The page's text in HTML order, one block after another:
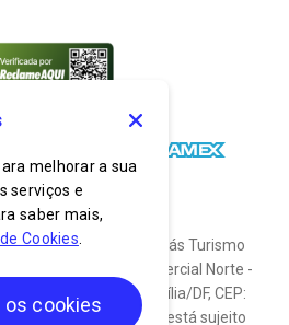
reservados. Bancorbrás Turismo
19. End: Setor Comercial Norte -
Nº 900, Asa Norte, Brasília/DF, CEP:
do Clube Bancorbrás está sujeito
melhorar a sua
serviços e
saber mais,
Cookies
cookies